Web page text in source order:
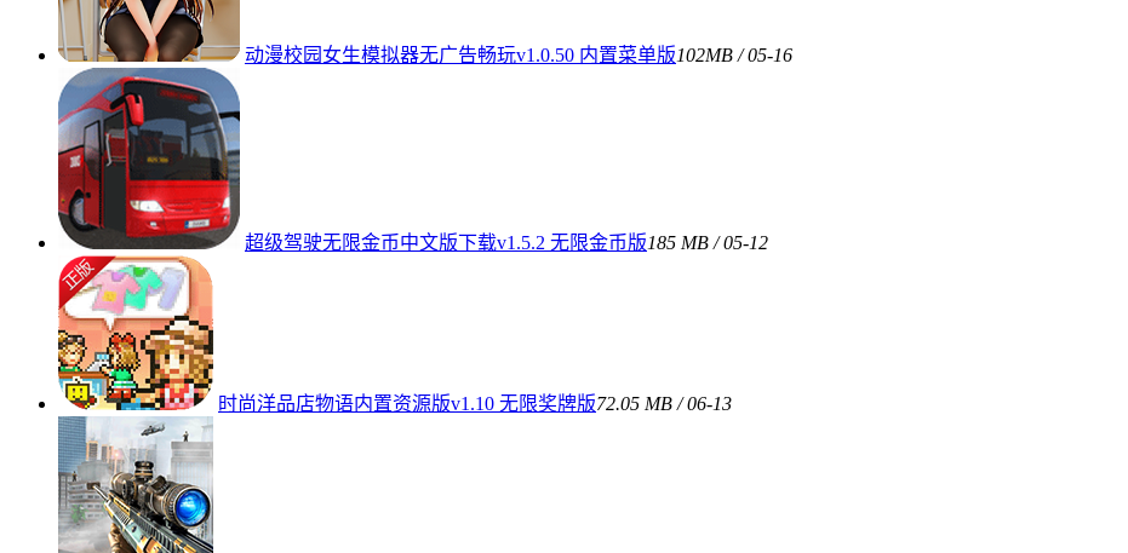
动漫校园女生模拟器无广告畅玩v1.0.50 内置菜单版102MB / 05-16
超级驾驶无限金币中文版下载v1.5.2 无限金币版185 MB / 05-12
时尚洋品店物语内置资源版v1.10 无限奖牌版72.05 MB / 06-13